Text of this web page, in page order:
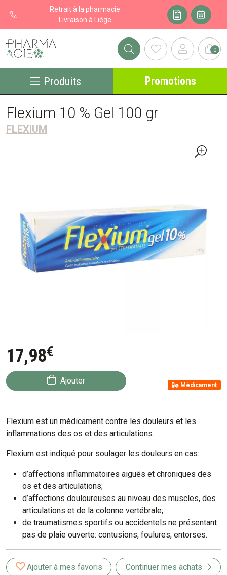
Retrait à la pharmacie
Livraison à Liège
Pharma&cie - Pharmacie des Franchises Votre export 0
Produits Promotions
Flexium 10 % Gel 100 gr
FLEXIUM
17,98€
Ajouter Médicament
Flexium est un médicament contre les douleurs et les
inflammations des os et des articulations.
Flexium est indiqué pour soulager les douleurs en cas:
d’affections inflammatoires aiguës et chroniques des
os et des articulations;
d’affections douloureuses au niveau des muscles, des
articulations et de la colonne vertébrale;
de traumatismes sportifs ou accidentels ne présentant
pas de plaie ouverte: contusions, foulures, entorses.
Ajouter à mes favoris Continuer mes achats